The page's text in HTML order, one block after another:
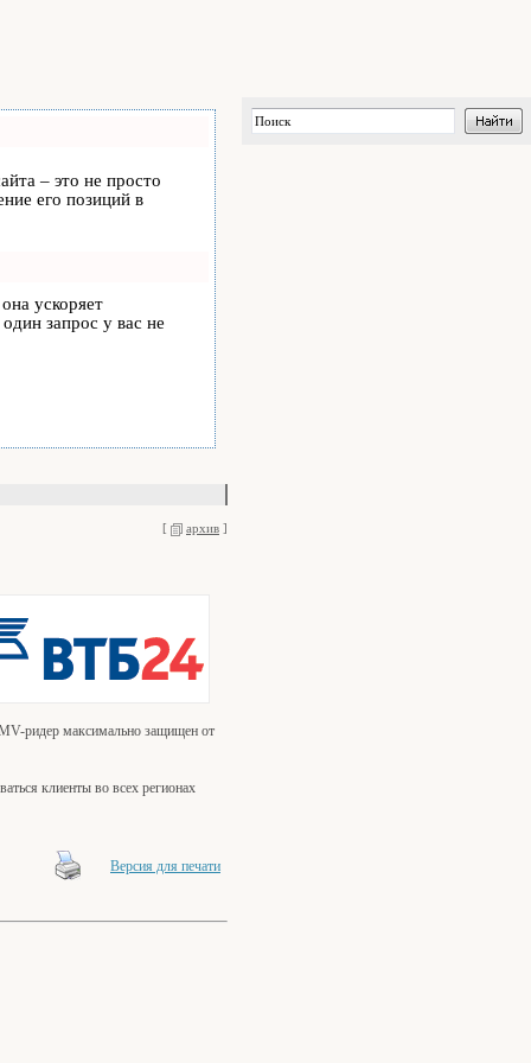
– это не просто
его позиций в
ускоряет
запрос у вас не
[ архив ]
ридер максимально защищен от
клиенты во всех регионах
Версия для печати